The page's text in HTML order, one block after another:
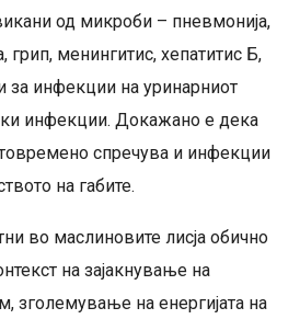
од микроби – пневмонија,
грип, менингитис, хепатитис Б,
за инфекции на уринарниот
инфекции. Докажано е дека
спречува и инфекции
на габите.
во маслиновите лисја обично
на зајакнување на
зголемување на енергијата на